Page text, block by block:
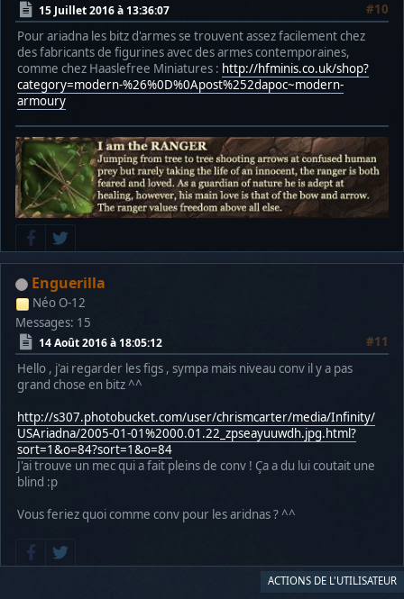
15 Juillet 2016 à 13:36:07
#10
Pour ariadna les bitz d'armes se trouvent assez facilement chez
des fabricants de figurines avec des armes contemporaines,
comme chez Haaslefree Miniatures : http://hfminis.co.uk/shop?
category=modern-%26%0D%0Apost%252dapoc~modern-
armoury
Enguerilla
Néo O-12
Messages: 15
14 Août 2016 à 18:05:12
#11
Hello , j'ai regarder les figs , sympa mais niveau conv il y a pas
grand chose en bitz ^^
http://s307.photobucket.com/user/chrismcarter/media/Infinity/
USAriadna/2005-01-01%2000.01.22_zpseayuuwdh.jpg.html?
sort=1&o=84?sort=1&o=84
J'ai trouve un mec qui a fait pleins de conv ! Ça a du lui coutait une
blind :p
Vous feriez quoi comme conv pour les aridnas ? ^^
ACTIONS DE L'UTILISATEUR